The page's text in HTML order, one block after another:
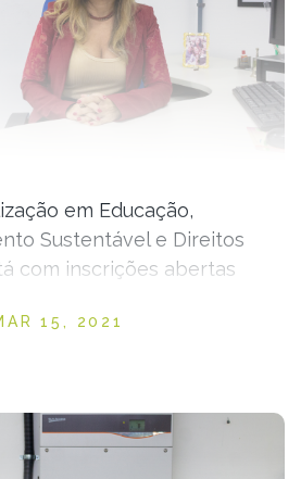
em Educação,
Sustentável e Direitos
com inscrições abertas
on
15, 2021